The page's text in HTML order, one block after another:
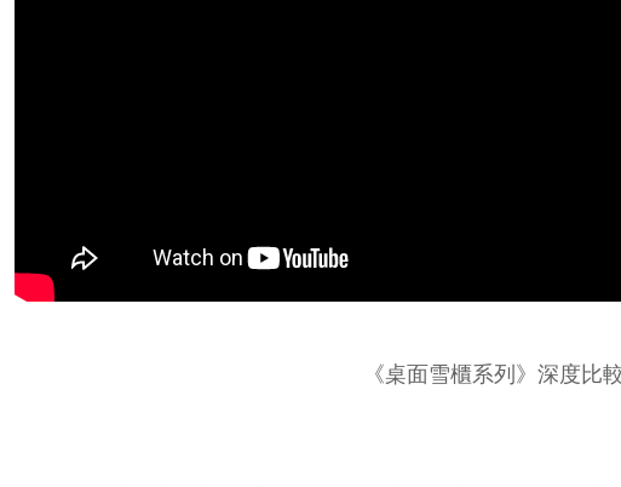
《桌面雪櫃系列》深度比